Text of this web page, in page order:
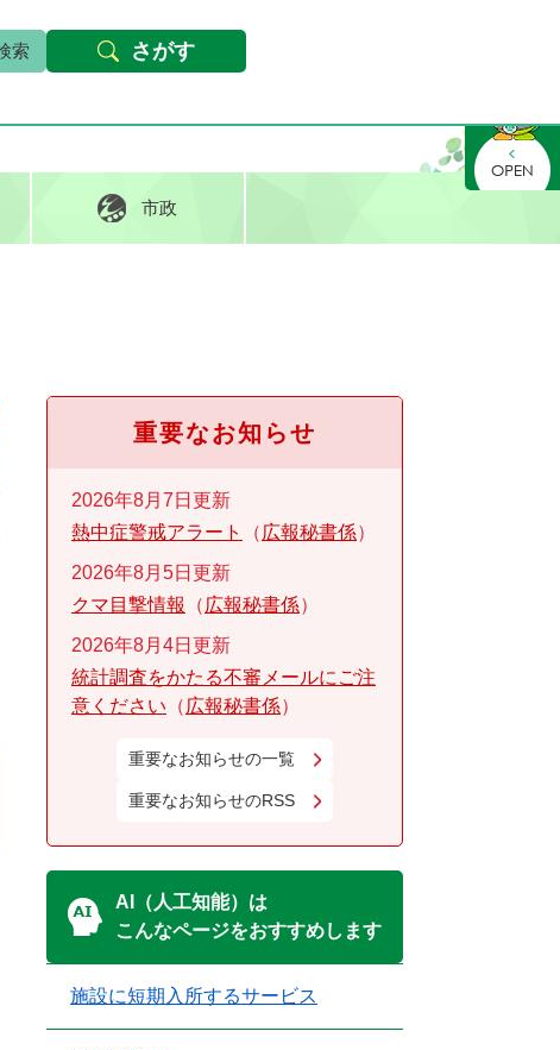
本文へ Foreign languages
市政
さがす
重要なお知らせ
2026年8月7日更新
熱中症警戒アラート
広報秘書係
2026年8月5日更新
クマ目撃情報
広報秘書係
2026年8月4日更新
統計調査をかたる不審メールにご注
意ください
広報秘書係
重要なお知らせの一覧
重要なお知らせのRSS
AI（人工知能）は
こんなページをおすすめします
施設に短期入所するサービス